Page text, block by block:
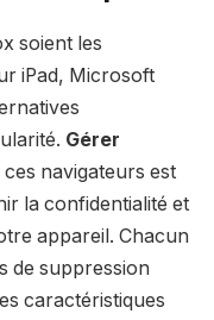
soient les
iPad, Microsoft
Gérer
ces navigateurs est
la confidentialité et
appareil. Chacun
de suppression
caractéristiques